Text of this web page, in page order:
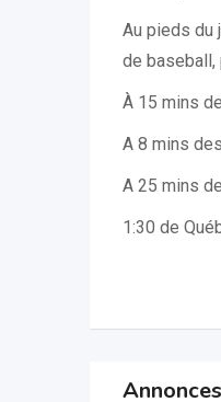
Au pieds du
de baseball,
À 15 mins
A 8 mins
A 25 mins
1:30 de